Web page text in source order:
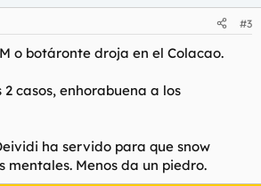
#3
o botáronte droja en el Colacao.
casos, enhorabuena a los
ha servido para que snow
mentales. Menos da un piedro.